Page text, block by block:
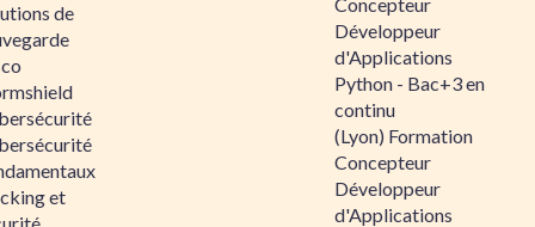
de
et
Développeur
d'Applications
Python - Bac+3 en
continu
(Lyon) Formation
Concepteur
Développeur
d'Applications